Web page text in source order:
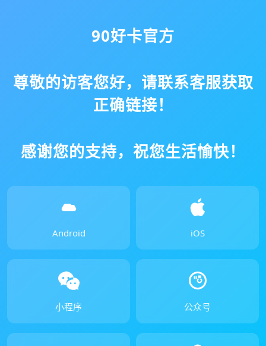
90好卡官方
尊敬的访客您好，请联系客服获取
正确链接！
感谢您的支持，祝您生活愉快！
Android iOS
小程序 公众号